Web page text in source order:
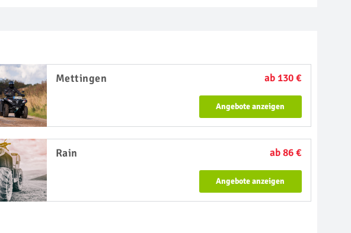
Mettingen ab 130 €
Angebote anzeigen
Rain ab 86 €
Angebote anzeigen